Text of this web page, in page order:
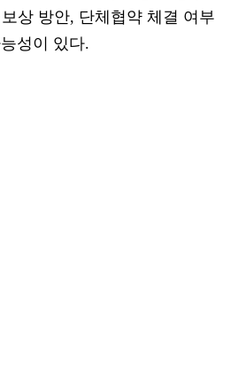
상 방안, 단체협약 체결 여부
성이 있다.